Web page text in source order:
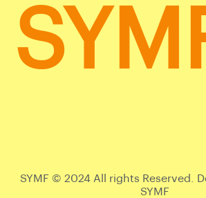
SYMF © 2024 All rights Reserved.
SYMF